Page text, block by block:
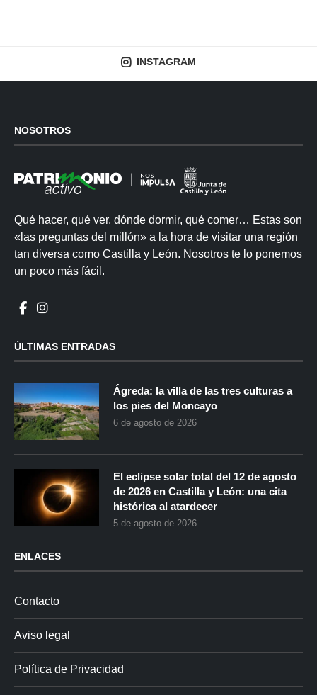
INSTAGRAM
NOSOTROS
Qué hacer, qué ver, dónde dormir, qué comer… Estas son
«las preguntas del millón» a la hora de visitar una región
tan diversa como Castilla y León. Nosotros te lo ponemos
un poco más fácil.
ÚLTIMAS ENTRADAS
Ágreda: la villa de las tres culturas a
los pies del Moncayo
6 de agosto de 2026
El eclipse solar total del 12 de agosto
de 2026 en Castilla y León: una cita
histórica al atardecer
5 de agosto de 2026
ENLACES
Contacto
Aviso legal
Política de Privacidad